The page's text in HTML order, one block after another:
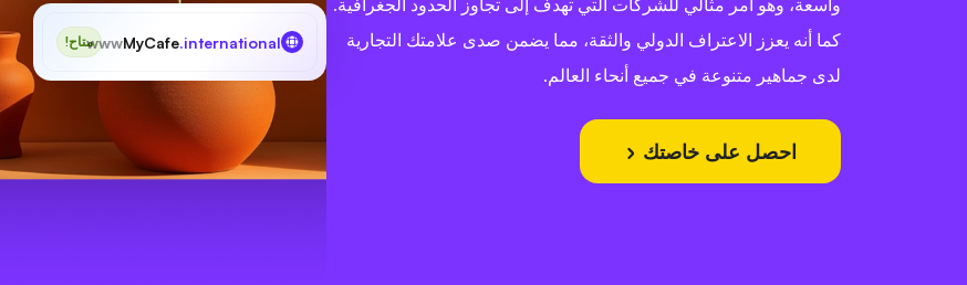
واسعة، وهو أمر مثالي للشركات التي تهدف إلى تجاوز الحدود الجغرافية.
كما أنه يعزز الاعتراف الدولي والثقة، مما يضمن صدى علامتك التجارية
لدى جماهير متنوعة في جميع أنحاء العالم.
احصل على خاصتك
wwwMyCafe.international متاح!